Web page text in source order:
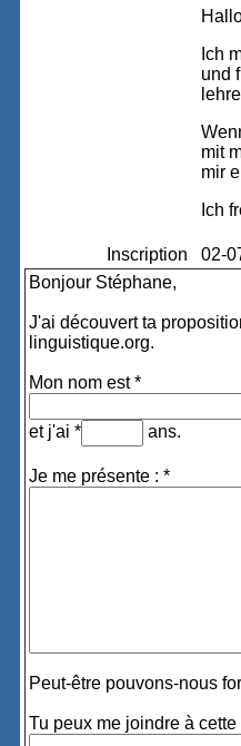
Ich
und
mit
mir
Ich
Inscription
02-
Bonjour Stéphane,
J'ai découvert ta
linguistique.org.
Mon nom est *
et j'ai * ans.
Je me présente : *
Peut-être pouvons-nous
Tu peux me joindre à